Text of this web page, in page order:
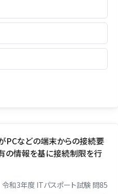
PCなどの端末からの接続要
の情報を基に接続制限を行
令和3年度 ITパスポート試験 問85